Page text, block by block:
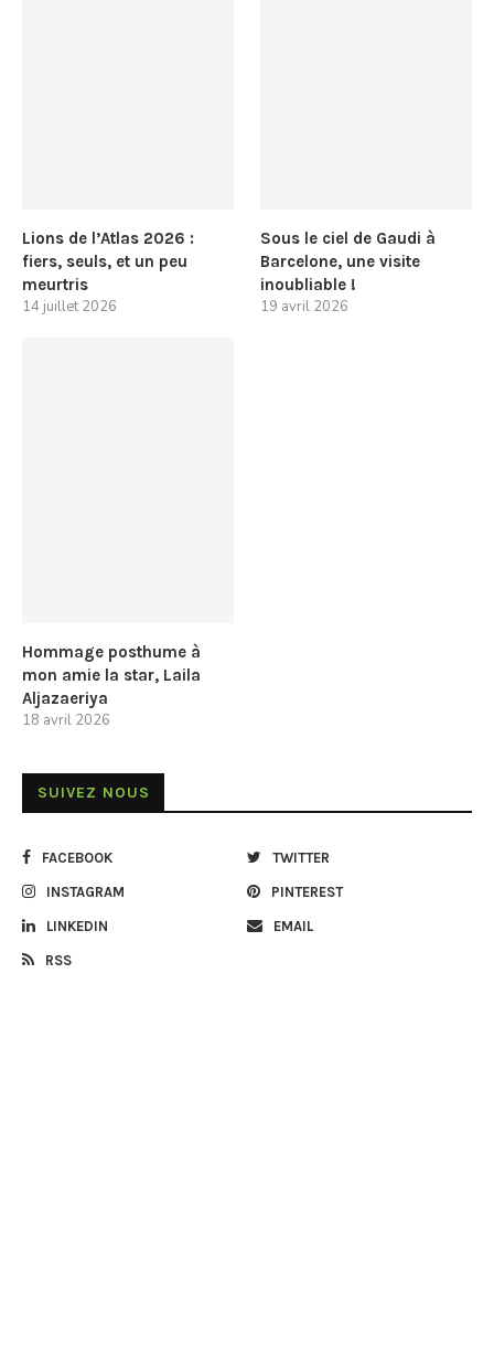
Lions de l’Atlas 2026 :
fiers, seuls, et un peu
meurtris
14 juillet 2026
Sous le ciel de Gaudi à
Barcelone, une visite
inoubliable !
19 avril 2026
Hommage posthume à
mon amie la star, Laila
Aljazaeriya
18 avril 2026
SUIVEZ NOUS
FACEBOOK TWITTER
INSTAGRAM PINTEREST
LINKEDIN EMAIL
RSS